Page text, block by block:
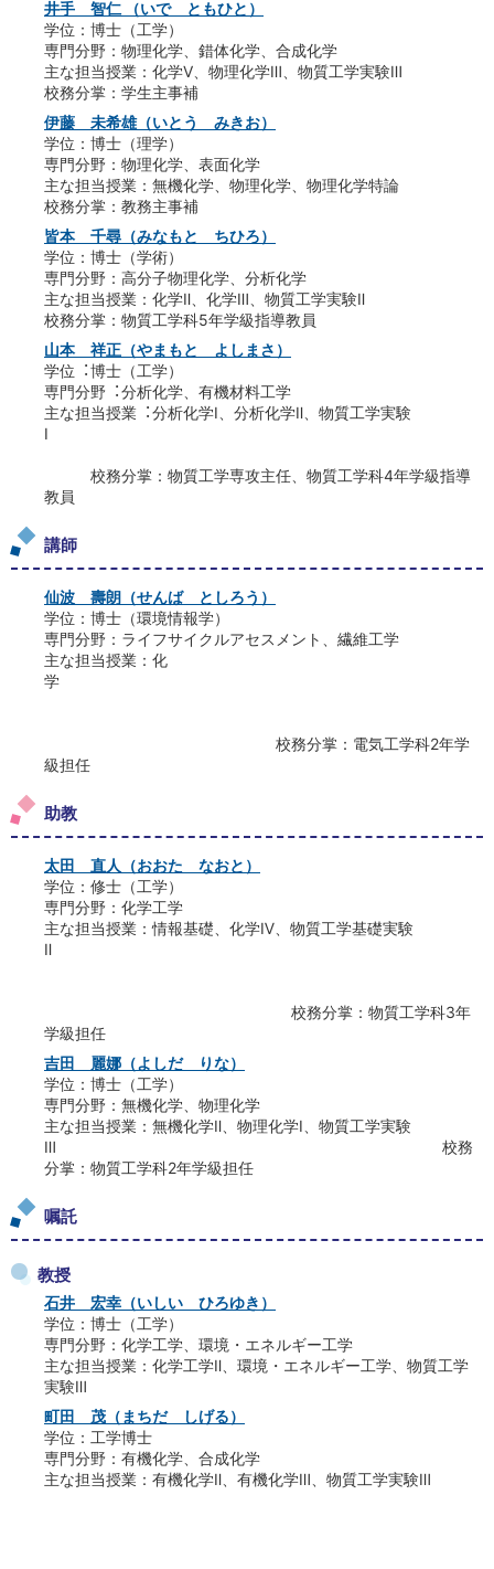
井手 智仁 （いで ともひと）
学位：博士（工学）
専門分野：物理化学、錯体化学、合成化学
主な担当授業：化学Ⅴ、物理化学Ⅲ、物質工学実験Ⅲ
校務分掌：学生主事補
伊藤 未希雄（いとう みきお）
学位：博士（理学）
専門分野：物理化学、表面化学
主な担当授業：無機化学、物理化学、物理化学特論
校務分掌：教務主事補
皆本 千尋（みなもと ちひろ）
学位：博士（学術）
専門分野：高分子物理化学、分析化学
主な担当授業：化学Ⅱ、化学Ⅲ、物質工学実験Ⅱ
校務分掌：物質工学科5年学級指導教員
⼭本 祥正（やまもと よしまさ）
学位︓博⼠（⼯学）
専⾨分野︓分析化学、有機材料⼯学
主な担当授業︓分析化学Ⅰ、分析化学Ⅱ、物質工学実験
Ⅰ
校務分掌：物質工学専攻主任、物質工学科4年学級指導
教員
講師
仙波 壽朗（せんば としろう）
学位：博士（環境情報学）
専門分野：ライフサイクルアセスメント、繊維工学
主な担当授業：化
学
校務分掌：電気工学科2年学
級担任
助教
太田 直人（おおた なおと）
学位：修士（工学）
専門分野：化学工学
主な担当授業：情報基礎、化学Ⅳ、物質工学基礎実験
Ⅱ
校務分掌：物質工学科3年
学級担任
吉田 麗娜（よしだ りな）
学位：博士（工学）
専門分野：無機化学、物理化学
主な担当授業：無機化学Ⅱ、物理化学Ⅰ、物質工学実験
Ⅲ 校務
分掌：物質工学科2年学級担任
嘱託
教授
石井 宏幸（いしい ひろゆき）
学位：博士（工学）
専門分野：化学工学、環境・エネルギー工学
主な担当授業：化学工学Ⅱ、環境・エネルギー工学、物質工学
実験Ⅲ
町田 茂（まちだ しげる）
学位：工学博士
専門分野：有機化学、合成化学
主な担当授業：有機化学Ⅱ、有機化学Ⅲ、物質工学実験Ⅲ